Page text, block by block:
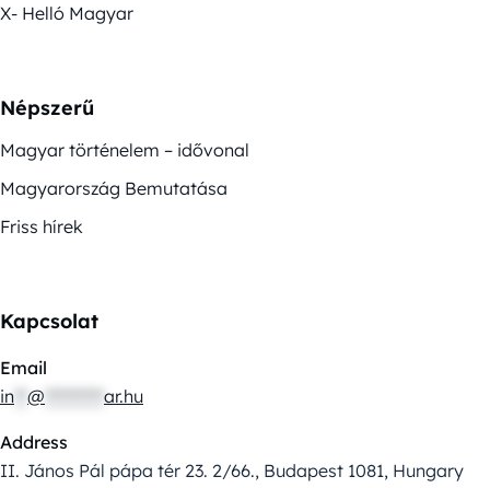
X- Helló Magyar
Népszerű
Magyar történelem – idővonal
Magyarország Bemutatása
Friss hírek
Kapcsolat
Email
in @ ar.hu
Address
II. János Pál pápa tér 23. 2/66., Budapest 1081, Hungary